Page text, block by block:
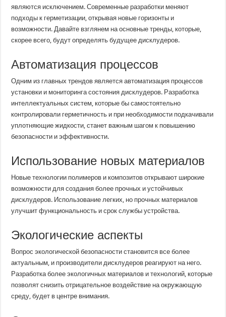
являются исключением. Современные разработки меняют
подходы к герметизации, открывая новые горизонты и
возможности. Давайте взглянем на основные тренды, которые,
скорее всего, будут определять будущее дисклудеров.
Автоматизация процессов
Одним из главных трендов является автоматизация процессов
установки и мониторинга состояния дисклудеров. Разработка
интеллектуальных систем, которые бы самостоятельно
контролировали герметичность и при необходимости подкачивали
уплотняющие жидкости, станет важным шагом к повышению
безопасности и эффективности.
Использование новых материалов
Новые технологии полимеров и композитов открывают широкие
возможности для создания более прочных и устойчивых
дисклудеров. Использование легких, но прочных материалов
улучшит функциональность и срок службы устройства.
Экологические аспекты
Вопрос экологической безопасности становится все более
актуальным, и производители дисклудеров реагируют на него.
Разработка более экологичных материалов и технологий, которые
позволят снизить отрицательное воздействие на окружающую
среду, будет в центре внимания.